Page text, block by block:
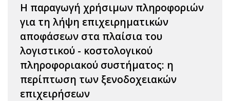
Η παραγωγή χρήσιμων πληροφοριών
για τη λήψη επιχειρηματικών
αποφάσεων στα πλαίσια του
λογιστικού - κοστολογικού
πληροφοριακού συστήματος: η
περίπτωση των ξενοδοχειακών
επιχειρήσεων